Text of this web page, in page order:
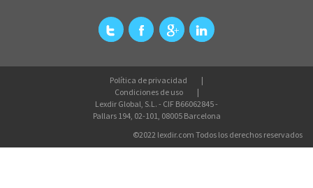
Política de privacidad
Condiciones de uso
Lexdir Global, S.L. - CIF B66062845 -
Pallars 194, 02-101, 08005 Barcelona
©2022 lexdir.com Todos los derechos reservados